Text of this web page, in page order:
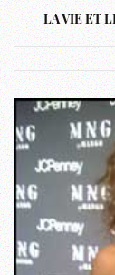
LA VIE ET